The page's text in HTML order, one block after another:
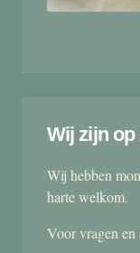
Wij zijn op
Wij hebben
harte welkom.
Voor vragen en